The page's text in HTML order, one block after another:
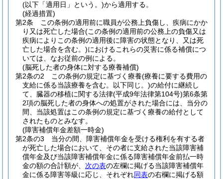
(以下「適用日」という。)から適用する。
(経過措置)
第2条
この条例の適用前に職員が公務上負傷し、疾病にかか
り又は死亡した場合(この条例の適用前の公務上の負傷又は
疾病によりこの条例の適用後に障害の状態となり、又は死
亡した場合を含む。)におけるこれらの災害に係る補償につ
いては、なお従前の例による。
(脳死した者の身体に対する療養補償)
第2条の2
この条例の規定に基づく療養(療養に要する費用の
支給に係る当該療養を含む。以下同じ。)の給付に継続し
て、臓器の移植に関する法律(平成9年法律第104号)第6条第
2項の脳死した者の身体への処置がされた場合には、当分の
間、当該処置はこの条例の規定に基づく療養の給付として
されたものとみなす。
(障害補償年金差額一時金)
第2条の3
当分の間、障害補償年金を受ける権利を有する者
が死亡した場合において、その者に支給された当該障害補
償年金及び当該障害補償年金に係る障害補償年金前払一時
金の額の合計額が、 次の表の左欄に掲げる当該障害補償年
金に係る障害等級に応じ、それぞれ同表の右欄に掲げる額